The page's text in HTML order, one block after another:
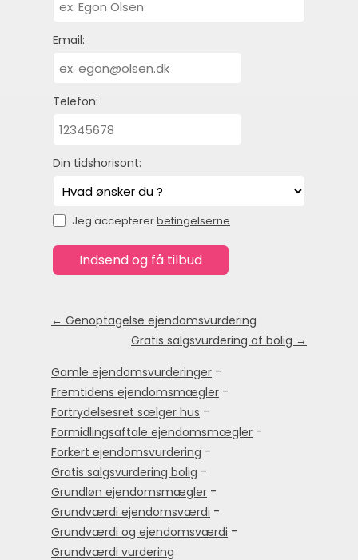
Email:
Telefon:
Din tidshorisont:
Jeg acceptererbetingelserne
← Genoptagelse ejendomsvurdering
Gratis salgsvurdering af bolig →
Gamle ejendomsvurderinger -
Fremtidens ejendomsmægler -
Fortrydelsesret sælger hus -
Formidlingsaftale ejendomsmægler -
Forkert ejendomsvurdering -
Gratis salgsvurdering bolig -
Grundløn ejendomsmægler -
Grundværdi ejendomsværdi -
Grundværdi og ejendomsværdi -
Grundværdi vurdering